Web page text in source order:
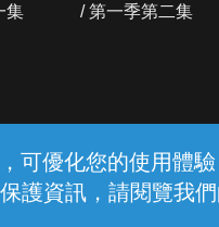
可優化您的使用體
護資訊，請閱覽我
集
/ 第一季第二集
線上客服
中華電信股份有限公司個人家